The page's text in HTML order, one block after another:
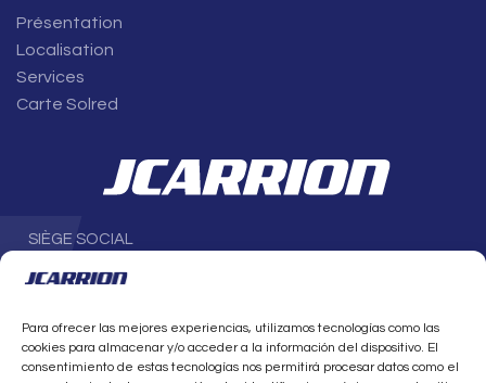
Para ofrecer las mejores experiencias, utilizamos tecnologías como las
cookies para almacenar y/o acceder a la información del dispositivo. El
consentimiento de estas tecnologías nos permitirá procesar datos como el
Présentation
Localisation
Services
Carte Solred
SIÈGE SOCIAL
4eétage
ESPAGNE
T. +34 950 21 20 20
info@jcarrion.es